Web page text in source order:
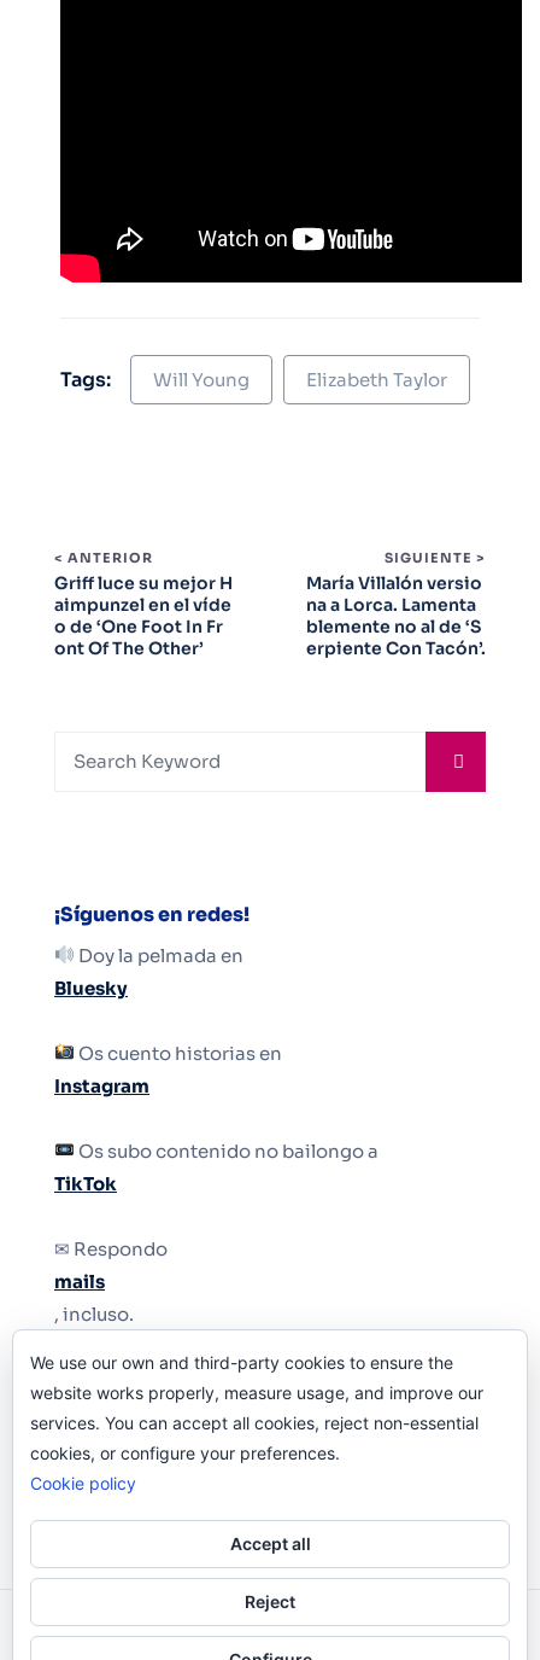
Tags: Will Young Elizabeth Taylor
< ANTERIOR
Griff luce su mejor H
aimpunzel en el víde
o de ‘One Foot In Fr
ont Of The Other’
SIGUIENTE >
María Villalón versio
na a Lorca. Lamenta
blemente no al de ‘S
erpiente Con Tacón’.
¡Síguenos en redes!
Doy la pelmada en
Bluesky
Os cuento historias en
Instagram
Os subo contenido no bailongo a
TikTok
✉ Respondo
mails
, incluso.
Y si una persona no puede tener teléfono, que
le quiten el teléfono.
Odi O'Malley © 2016-2025. Todos Los Derechos
We use our own and third-party cookies to ensure the
website works properly, measure usage, and improve our
services. You can accept all cookies, reject non-essential
cookies, or configure your preferences.
Cookie policy
Accept all
Reject